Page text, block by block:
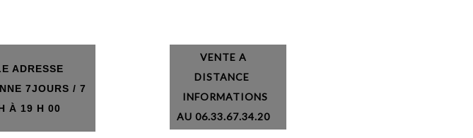
ADRESSE
7JOURS / 7
À 19 H 00
VENTE A
DISTANCE
INFORMATIONS
AU 06.33.67.34.20